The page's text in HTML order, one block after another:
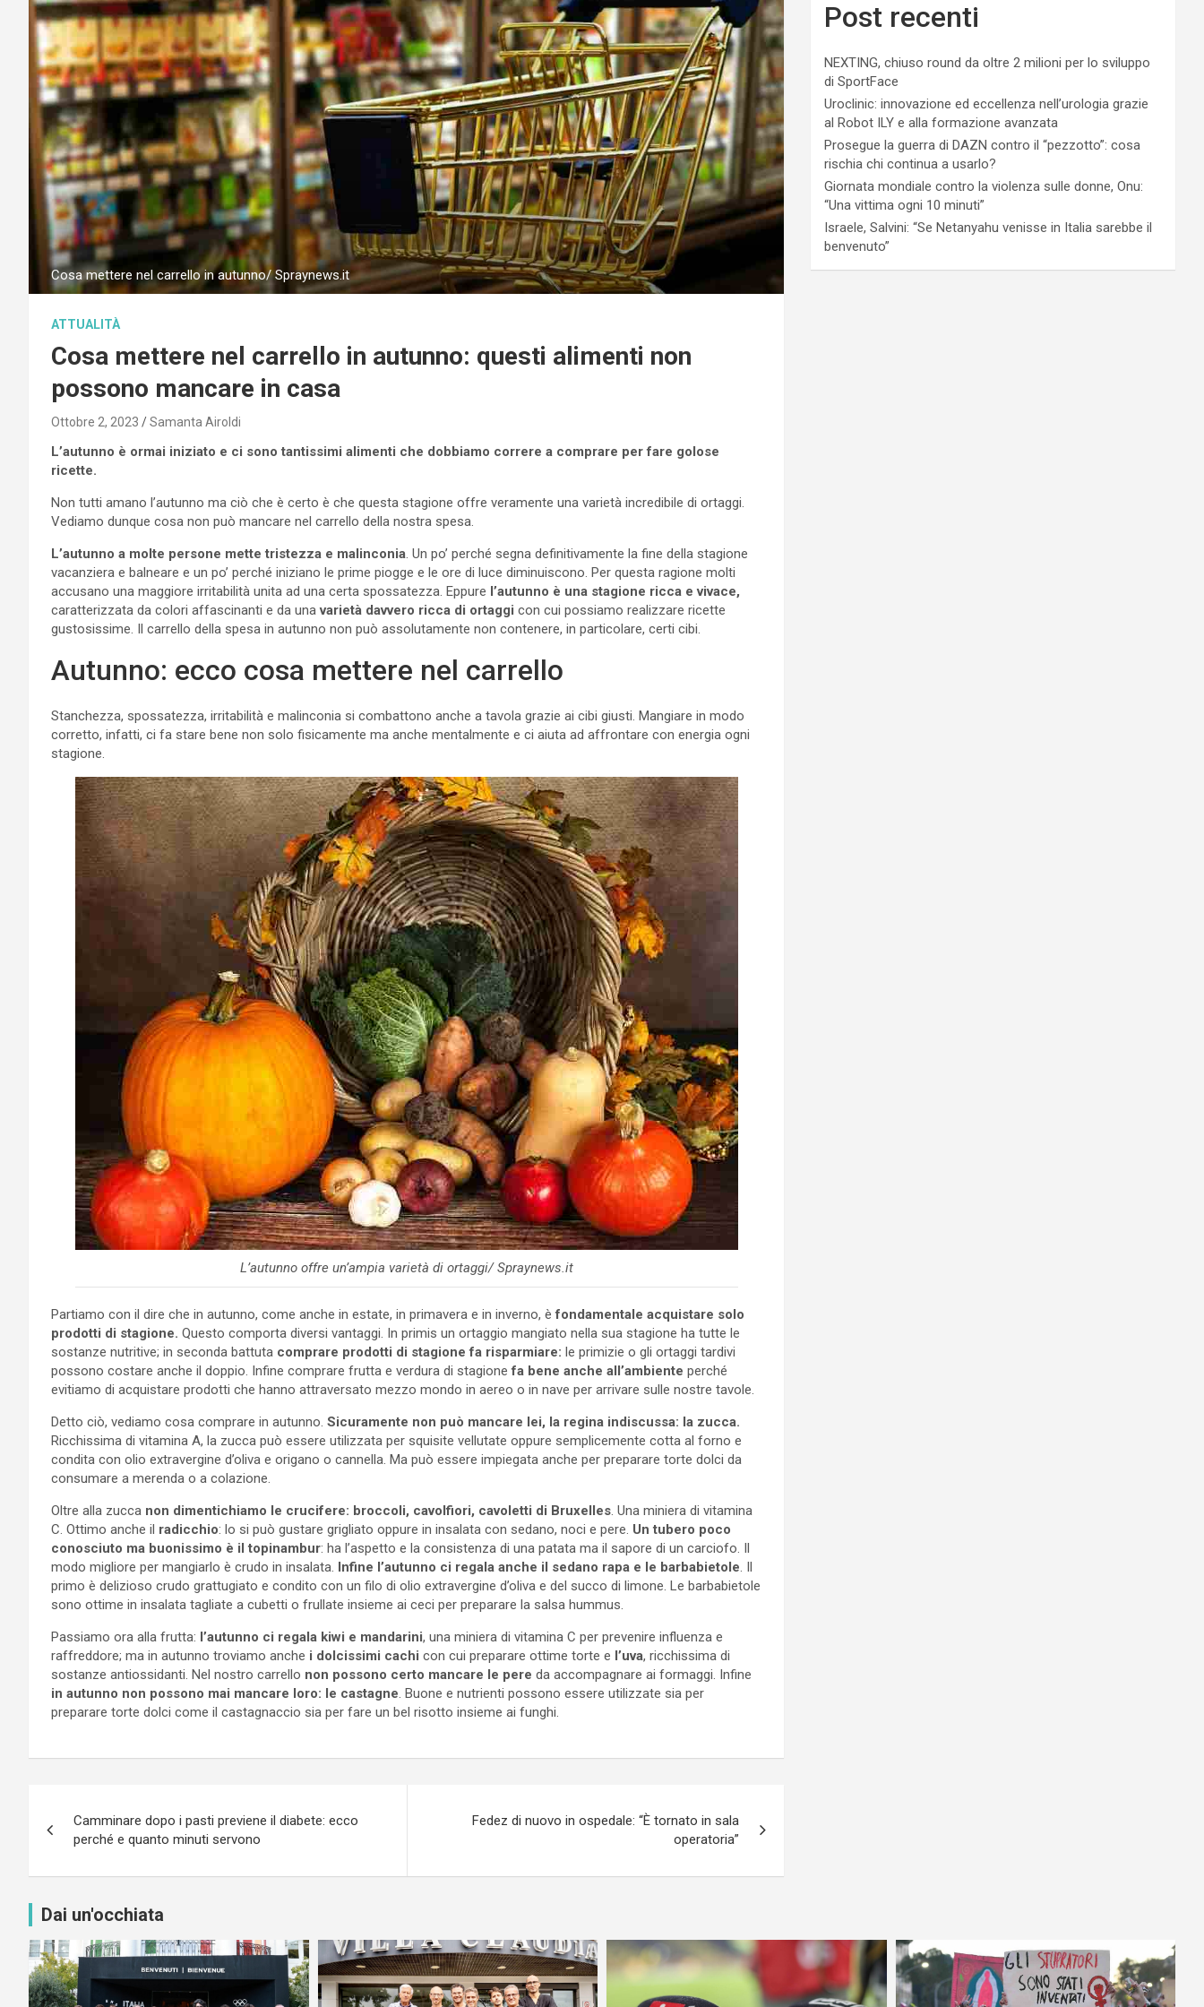
Cosa mettere nel carrello in autunno/ Spraynews.it
ATTUALITÀ
Cosa mettere nel carrello in autunno: questi alimenti non
possono mancare in casa
Ottobre 2, 2023 Samanta Airoldi
L’autunno è ormai iniziato e ci sono tantissimi alimenti che dobbiamo correre a comprare per fare golose
ricette.
Non tutti amano l’autunno ma ciò che è certo è che questa stagione offre veramente una varietà incredibile di ortaggi.
Vediamo dunque cosa non può mancare nel carrello della nostra spesa.
L’autunno a molte persone mette tristezza e malinconia . Un po’ perché segna definitivamente la fine della stagione
vacanziera e balneare e un po’ perché iniziano le prime piogge e le ore di luce diminuiscono. Per questa ragione molti
accusano una maggiore irritabilità unita ad una certa spossatezza. Eppure l’autunno è una stagione ricca e vivace,
caratterizzata da colori affascinanti e da unavarietà davvero ricca di ortaggi con cui possiamo realizzare ricette
gustosissime. Il carrello della spesa in autunno non può assolutamente non contenere, in particolare, certi cibi.
Autunno: ecco cosa mettere nel carrello
Stanchezza, spossatezza, irritabilità e malinconia si combattono anche a tavola grazie ai cibi giusti. Mangiare in modo
corretto, infatti, ci fa stare bene non solo fisicamente ma anche mentalmente e ci aiuta ad affrontare con energia ogni
stagione.
L’autunno offre un’ampia varietà di ortaggi/ Spraynews.it
Partiamo con il dire che in autunno, come anche in estate, in primavera e in inverno, èfondamentale acquistare solo
prodotti di stagione. Questo comporta diversi vantaggi. In primis un ortaggio mangiato nella sua stagione ha tutte le
sostanze nutritive; in seconda battuta comprare prodotti di stagione fa risparmiare: le primizie o gli ortaggi tardivi
possono costare anche il doppio. Infine comprare frutta e verdura di stagionefa bene anche all’ambiente perché
evitiamo di acquistare prodotti che hanno attraversato mezzo mondo in aereo o in nave per arrivare sulle nostre tavole.
Detto ciò, vediamo cosa comprare in autunno. Sicuramente non può mancare lei, la regina indiscussa: la zucca.
Ricchissima di vitamina A, la zucca può essere utilizzata per squisite vellutate oppure semplicemente cotta al forno e
condita con olio extravergine d’oliva e origano o cannella. Ma può essere impiegata anche per preparare torte dolci da
consumare a merenda o a colazione.
Oltre alla zucca non dimentichiamo le crucifere: broccoli, cavolfiori, cavoletti di Bruxelles . Una miniera di vitamina
C. Ottimo anche il radicchio: lo si può gustare grigliato oppure in insalata con sedano, noci e pere. Un tubero poco
conosciuto ma buonissimo è il topinambur: ha l’aspetto e la consistenza di una patata ma il sapore di un carciofo. Il
modo migliore per mangiarlo è crudo in insalata. Infine l’autunno ci regala anche il sedano rapa e le barbabietole . Il
primo è delizioso crudo grattugiato e condito con un filo di olio extravergine d’oliva e del succo di limone. Le barbabietole
sono ottime in insalata tagliate a cubetti o frullate insieme ai ceci per preparare la salsa hummus.
Passiamo ora alla frutta: l’autunno ci regala kiwi e mandarini, una miniera di vitamina C per prevenire influenza e
raffreddore; ma in autunno troviamo anche i dolcissimi cachi con cui preparare ottime torte e l’uva, ricchissima di
sostanze antiossidanti. Nel nostro carrello non possono certo mancare le pere da accompagnare ai formaggi. Infine
in autunno non possono mai mancare loro: le castagne . Buone e nutrienti possono essere utilizzate sia per
preparare torte dolci come il castagnaccio sia per fare un bel risotto insieme ai funghi.
articoli
Camminare dopo i pasti previene il diabete: ecco
perché e quanto minuti servono
Fedez di nuovo in ospedale: “È tornato in sala
operatoria”
Post recenti
NEXTING, chiuso round da oltre 2 milioni per lo sviluppo
di SportFace
Uroclinic: innovazione ed eccellenza nell’urologia grazie
al Robot ILY e alla formazione avanzata
Prosegue la guerra di DAZN contro il “pezzotto”: cosa
rischia chi continua a usarlo?
Giornata mondiale contro la violenza sulle donne, Onu:
“Una vittima ogni 10 minuti”
Israele, Salvini: “Se Netanyahu venisse in Italia sarebbe il
benvenuto”
Dai un'occhiata